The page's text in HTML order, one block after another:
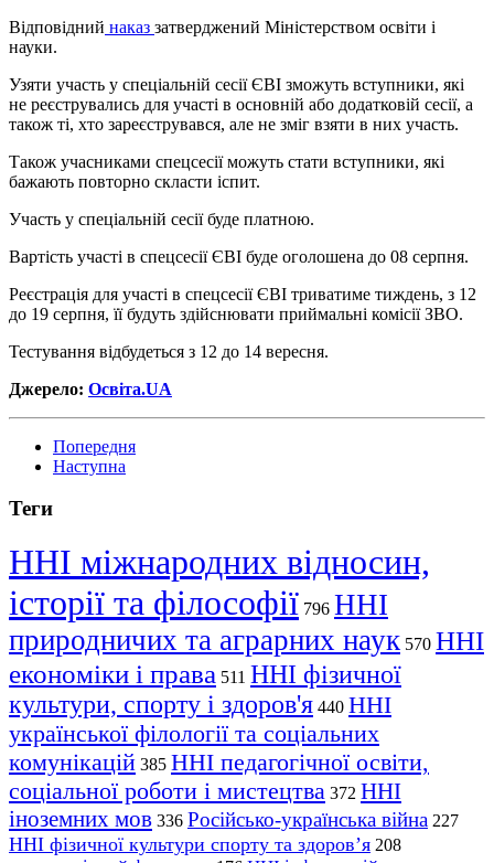
Відповідний наказ затверджений Міністерством освіти і
науки.
Узяти участь у спеціальній сесії ЄВІ зможуть вступники, які
не реєструвались для участі в основній або додатковій сесії, а
також ті, хто зареєструвався, але не зміг взяти в них участь.
Також учасниками спецсесії можуть стати вступники, які
бажають повторно скласти іспит.
Участь у спеціальній сесії буде платною.
Вартість участі в спецсесії ЄВІ буде оголошена до 08 серпня.
Реєстрація для участі в спецсесії ЄВІ триватиме тиждень, з 12
до 19 серпня, її будуть здійснювати приймальні комісії ЗВО.
Тестування відбудеться з 12 до 14 вересня.
Джерело: Освіта.UA
Попередня
Наступна
Теги
ННІ міжнародних відносин,
історії та філософії 796 ННІ
природничих та аграрних наук 570 ННІ
економіки і права 511 ННІ фізичної
культури, спорту і здоров'я 440 ННІ
української філології та соціальних
комунікацій 385 ННІ педагогічної освіти,
соціальної роботи і мистецтва 372 ННІ
іноземних мов 336 Російсько-українська війна 227
ННІ фізичної культури спорту та здоров’я 208